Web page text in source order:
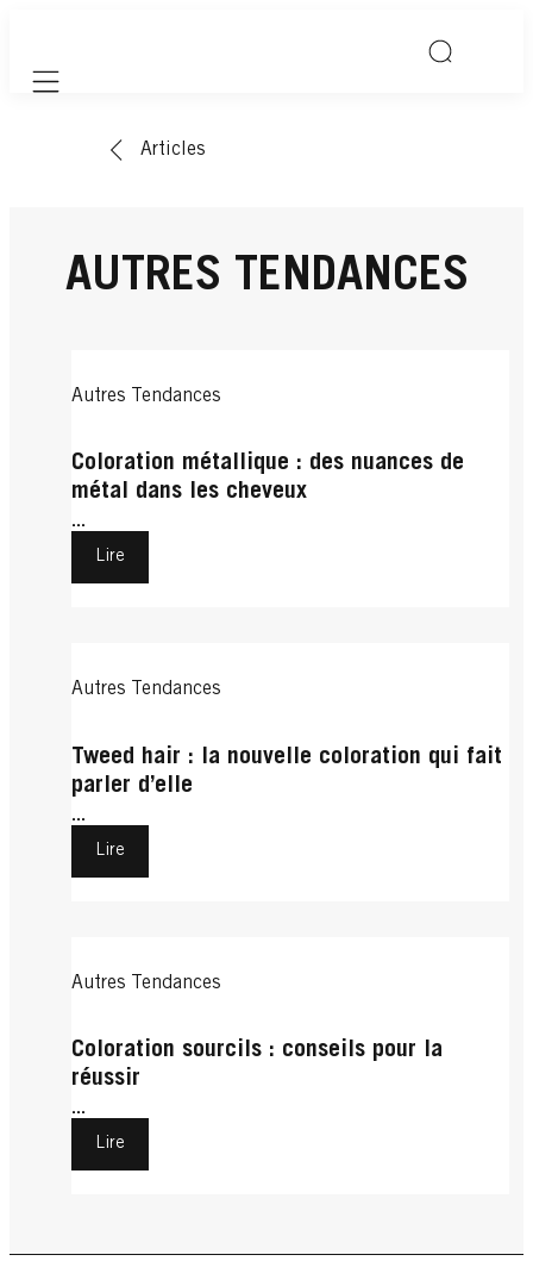
Mobile navigation
Articles
AUTRES TENDANCES
Autres Tendances
Coloration métallique : des nuances de
métal dans les cheveux
...
Lire
Autres Tendances
Tweed hair : la nouvelle coloration qui fait
parler d’elle
...
Lire
Autres Tendances
Coloration sourcils : conseils pour la
réussir
...
Lire